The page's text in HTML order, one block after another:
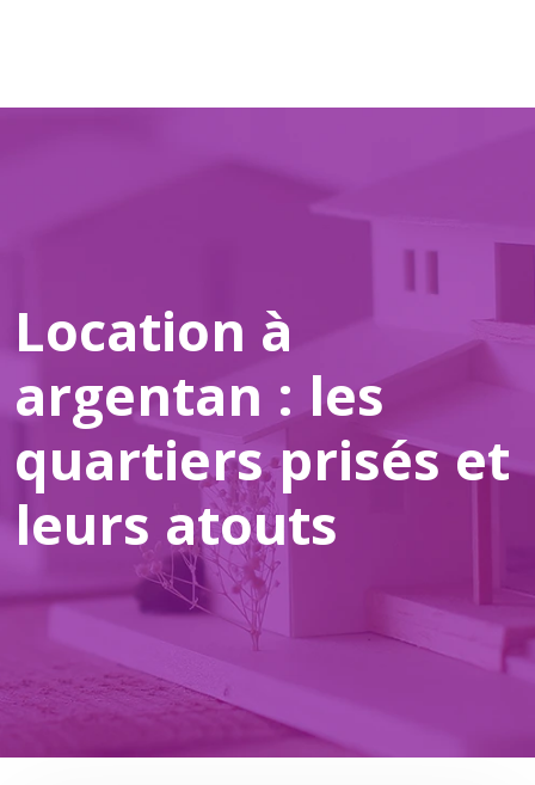
Location à
argentan : les
quartiers prisés et
leurs atouts